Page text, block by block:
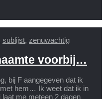
sublijst, zenuwachtig
voorbij…
bij F aangegeven dat ik
hem… Ik weet dat ik in
laat me meteen 2 dagen